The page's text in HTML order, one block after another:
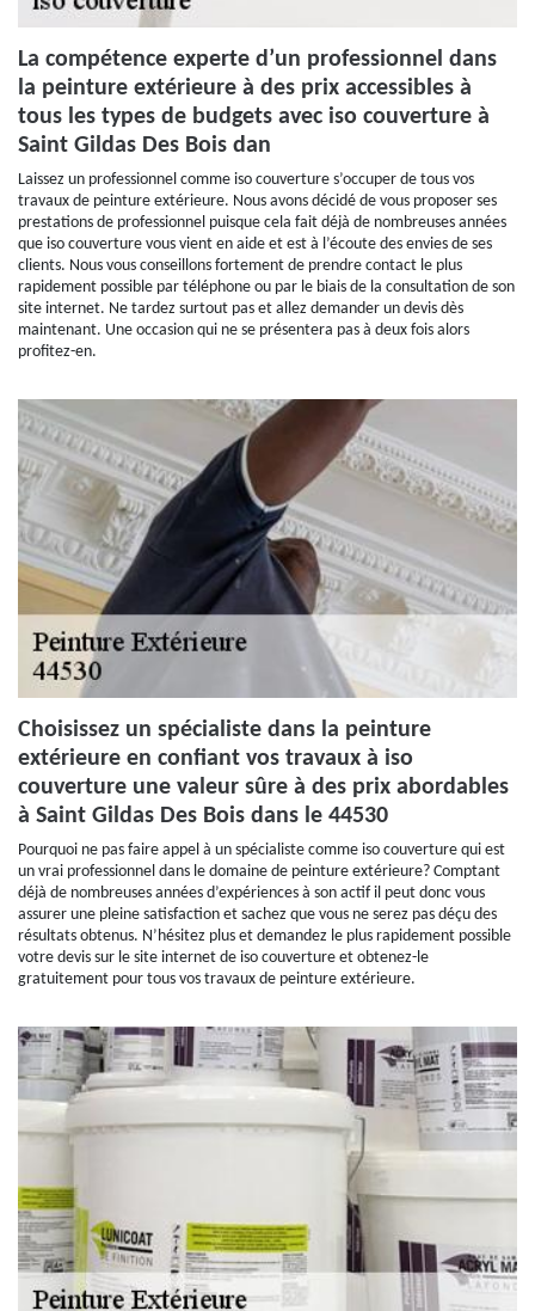
La compétence experte d’un professionnel dans
la peinture extérieure à des prix accessibles à
tous les types de budgets avec iso couverture à
Saint Gildas Des Bois dan
Laissez un professionnel comme iso couverture s’occuper de tous vos
travaux de peinture extérieure. Nous avons décidé de vous proposer ses
prestations de professionnel puisque cela fait déjà de nombreuses années
que iso couverture vous vient en aide et est à l’écoute des envies de ses
clients. Nous vous conseillons fortement de prendre contact le plus
rapidement possible par téléphone ou par le biais de la consultation de son
site internet. Ne tardez surtout pas et allez demander un devis dès
maintenant. Une occasion qui ne se présentera pas à deux fois alors
profitez-en.
Choisissez un spécialiste dans la peinture
extérieure en confiant vos travaux à iso
couverture une valeur sûre à des prix abordables
à Saint Gildas Des Bois dans le 44530
Pourquoi ne pas faire appel à un spécialiste comme iso couverture qui est
un vrai professionnel dans le domaine de peinture extérieure? Comptant
déjà de nombreuses années d’expériences à son actif il peut donc vous
assurer une pleine satisfaction et sachez que vous ne serez pas déçu des
résultats obtenus. N’hésitez plus et demandez le plus rapidement possible
votre devis sur le site internet de iso couverture et obtenez-le
gratuitement pour tous vos travaux de peinture extérieure.